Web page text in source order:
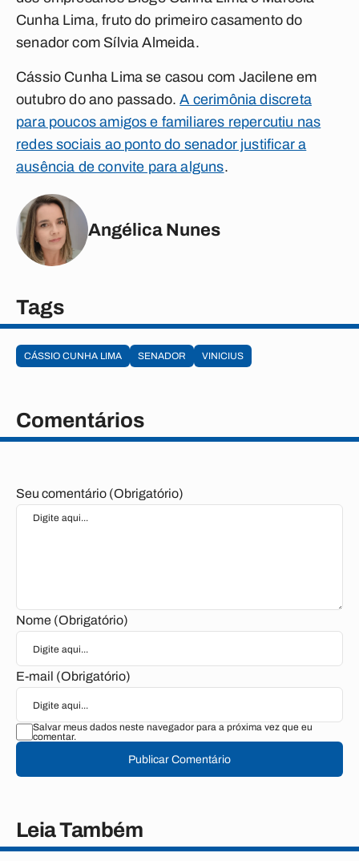
Cunha Lima, fruto do primeiro casamento do
senador com Sílvia Almeida.
Cássio Cunha Lima se casou com Jacilene em
outubro do ano passado.A cerimônia discreta
para poucos amigos e familiares repercutiu nas
redes sociais ao ponto do senador justificar a
ausência de convite para alguns.
Angélica Nunes
Tags
CÁSSIO CUNHA LIMA SENADOR VINICIUS
Comentários
Seu comentário (Obrigatório)
Nome (Obrigatório)
E-mail (Obrigatório)
Salvar meus dados neste navegador para a próxima vez que eu
comentar.
Publicar Comentário
Leia Também